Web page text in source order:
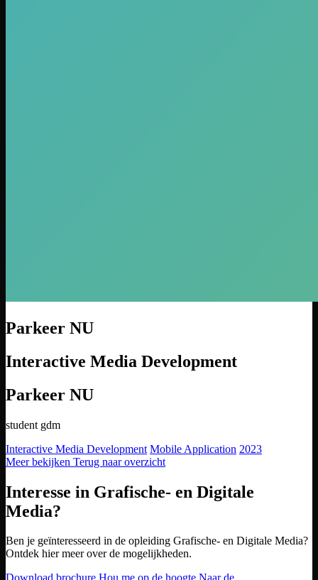
Parkeer NU
Interactive Media Development
Parkeer NU
student gdm
Interactive Media Development Mobile Application 2023
Meer bekijken Terug naar overzicht
Interesse in Grafische- en Digitale
Media?
Ben je geïnteresseerd in de opleiding Grafische- en Digitale Media?
Ontdek hier meer over de mogelijkheden.